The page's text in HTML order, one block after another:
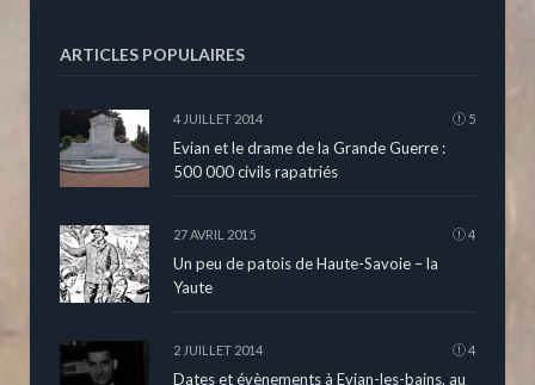
ARTICLES POPULAIRES
4 JUILLET 2014 5
Evian et le drame de la Grande Guerre :
500 000 civils rapatriés
27 AVRIL 2015 4
Un peu de patois de Haute-Savoie – la
Yaute
2 JUILLET 2014 4
Dates et évènements à Evian-les-bains, au